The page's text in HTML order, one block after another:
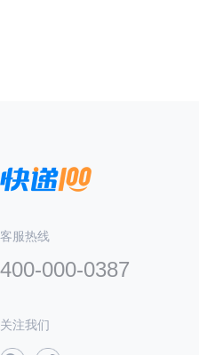
客服热线
400-000-0387
关注我们